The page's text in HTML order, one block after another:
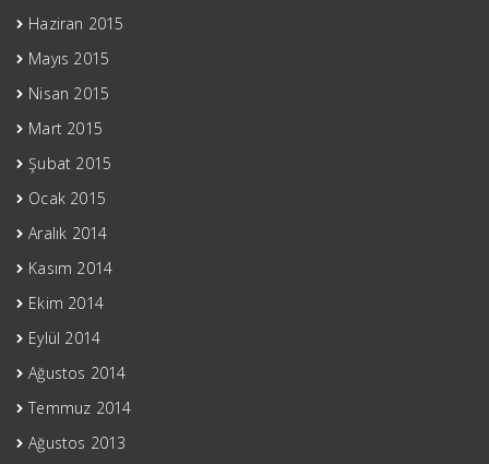
Haziran 2015
Mayıs 2015
Nisan 2015
Mart 2015
Şubat 2015
Ocak 2015
Aralık 2014
Kasım 2014
Ekim 2014
Eylül 2014
Ağustos 2014
Temmuz 2014
Ağustos 2013